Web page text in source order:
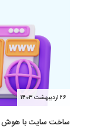
۲۶ اردیبهشت ۱۴۰۳
ساخت سایت با هوش